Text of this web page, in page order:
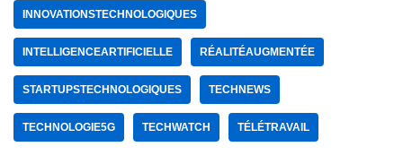
INNOVATIONSTECHNOLOGIQUES
INTELLIGENCEARTIFICIELLE RÉALITÉAUGMENTÉE
STARTUPSTECHNOLOGIQUES TECHNEWS
TECHNOLOGIE5G TECHWATCH TÉLÉTRAVAIL